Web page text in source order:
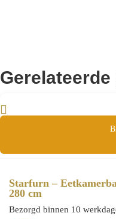
Starfurn –
280 cm
Bezorgd binnen 10